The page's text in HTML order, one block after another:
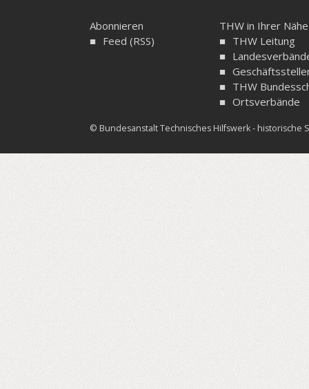
Abonnieren
Feed (RSS)
THW in Ihrer Nähe
THW Leitung
THW
Ortsverbände
© Bundesanstalt Technisches Hilfswerk - historische